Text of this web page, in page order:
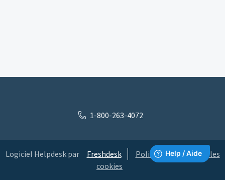
1-800-263-4072
Logiciel Helpdesk par Freshdesk
Politique concernant les
cookies